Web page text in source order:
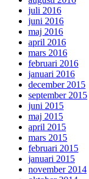
juli 2016
juni 2016
maj 2016
april 2016
mars 2016
februari 2016
januari 2016
december 2015
september 2015
juni 2015
maj 2015
april 2015
mars 2015
februari 2015
januari 2015
november 2014